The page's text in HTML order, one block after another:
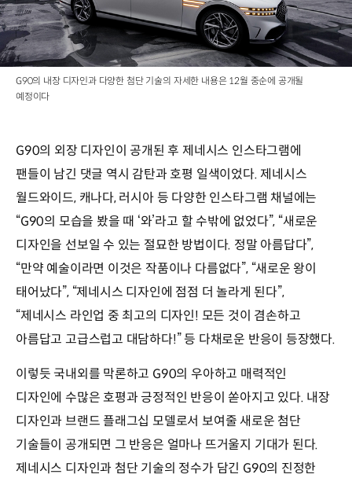
G90의 내장 디자인과 다양한 첨단 기술의 자세한 내용은 12월 중순에 공개될
예정이다
G90의 외장 디자인이 공개된 후 제네시스 인스타그램에
팬들이 남긴 댓글 역시 감탄과 호평 일색이었다. 제네시스
월드와이드, 캐나다, 러시아 등 다양한 인스타그램 채널에는
“G90의 모습을 봤을 때 ‘와’라고 할 수밖에 없었다”, “새로운
디자인을 선보일 수 있는 절묘한 방법이다. 정말 아름답다”,
“만약 예술이라면 이것은 작품이나 다름없다”, “새로운 왕이
태어났다”, “제네시스 디자인에 점점 더 놀라게 된다”,
“제네시스 라인업 중 최고의 디자인! 모든 것이 겸손하고
아름답고 고급스럽고 대담하다!” 등 다채로운 반응이 등장했다.
이렇듯 국내외를 막론하고 G90의 우아하고 매력적인
디자인에 수많은 호평과 긍정적인 반응이 쏟아지고 있다. 내장
디자인과 브랜드 플래그십 모델로서 보여줄 새로운 첨단
기술들이 공개되면 그 반응은 얼마나 뜨거울지 기대가 된다.
제네시스 디자인과 첨단 기술의 정수가 담긴 G90의 진정한